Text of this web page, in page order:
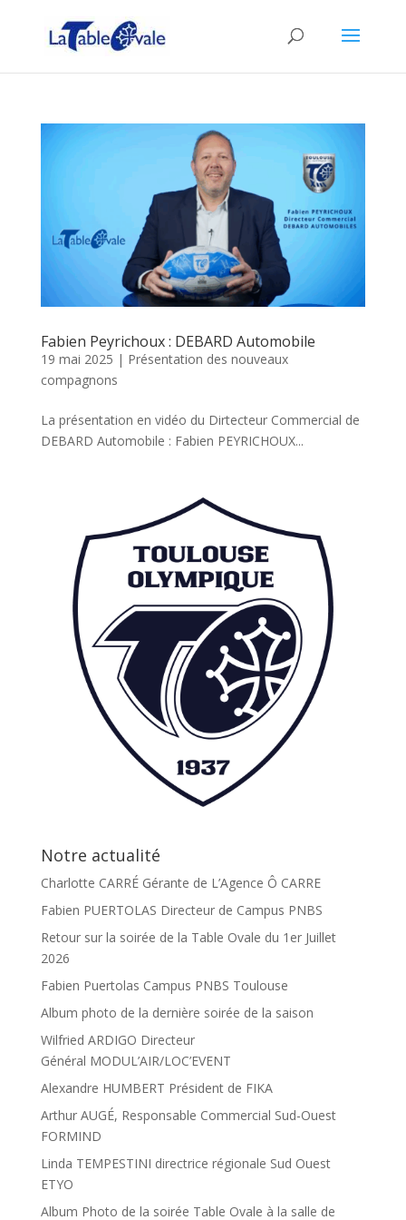
Fabien Peyrichoux : DEBARD Automobile
19 mai 2025 | Présentation des nouveaux
compagnons
La présentation en vidéo du Dirtecteur Commercial de
DEBARD Automobile : Fabien PEYRICHOUX...
Notre actualité
Charlotte CARRÉ Gérante de L’Agence Ô CARRE
Fabien PUERTOLAS Directeur de Campus PNBS
Retour sur la soirée de la Table Ovale du 1er Juillet
2026
Fabien Puertolas Campus PNBS Toulouse
Album photo de la dernière soirée de la saison
Wilfried ARDIGO Directeur
Général MODUL’AIR/LOC’EVENT
Alexandre HUMBERT Président de FIKA
Arthur AUGÉ, Responsable Commercial Sud-Ouest
FORMIND
Linda TEMPESTINI directrice régionale Sud Ouest
ETYO
Album Photo de la soirée Table Ovale à la salle de